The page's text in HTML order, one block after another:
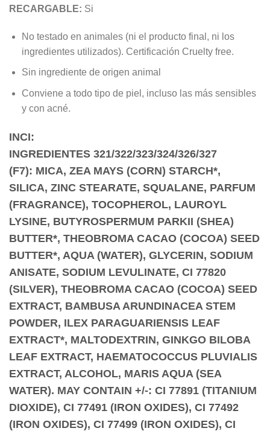
RECARGABLE: Si
No testado en animales (ni el producto final, ni los
ingredientes utilizados). Certificación Cruelty free.
Sin ingrediente de origen animal
Conviene a todo tipo de piel, incluso las más sensibles
y con acné.
INCI:
INGREDIENTES 321/322/323/324/326/327
(F7): MICA, ZEA MAYS (CORN) STARCH*,
SILICA, ZINC STEARATE, SQUALANE, PARFUM
(FRAGRANCE), TOCOPHEROL, LAUROYL
LYSINE, BUTYROSPERMUM PARKII (SHEA)
BUTTER*, THEOBROMA CACAO (COCOA) SEED
BUTTER*, AQUA (WATER), GLYCERIN, SODIUM
ANISATE, SODIUM LEVULINATE, CI 77820
(SILVER), THEOBROMA CACAO (COCOA) SEED
EXTRACT, BAMBUSA ARUNDINACEA STEM
POWDER, ILEX PARAGUARIENSIS LEAF
EXTRACT*, MALTODEXTRIN, GINKGO BILOBA
LEAF EXTRACT, HAEMATOCOCCUS PLUVIALIS
EXTRACT, ALCOHOL, MARIS AQUA (SEA
WATER). MAY CONTAIN +/-: CI 77891 (TITANIUM
DIOXIDE), CI 77491 (IRON OXIDES), CI 77492
(IRON OXIDES), CI 77499 (IRON OXIDES), CI